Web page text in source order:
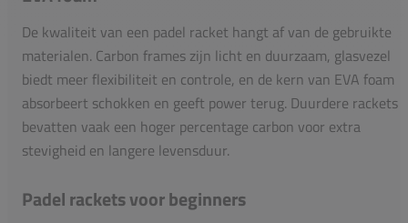
De kwaliteit van een padel racket hangt af van de gebruikte
materialen. Carbon frames zijn licht en duurzaam, glasvezel
biedt meer flexibiliteit en controle, en de kern van EVA foam
absorbeert schokken en geeft power terug. Duurdere rackets
bevatten vaak een hoger percentage carbon voor extra
stevigheid en langere levensduur.
Padel rackets voor beginners